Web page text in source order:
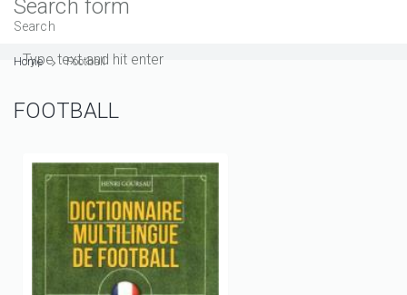
Search form
Search
Home Football
FOOTBALL